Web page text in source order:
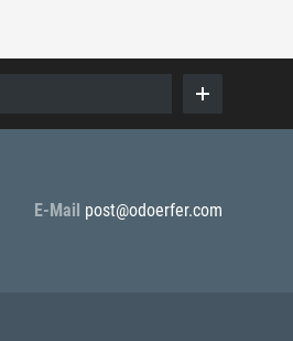
E-Mail post@odoerfer.com